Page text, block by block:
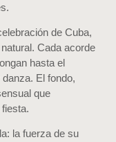
de Cuba,
Cada acorde
hasta el
El fondo,
que
la fuerza de su